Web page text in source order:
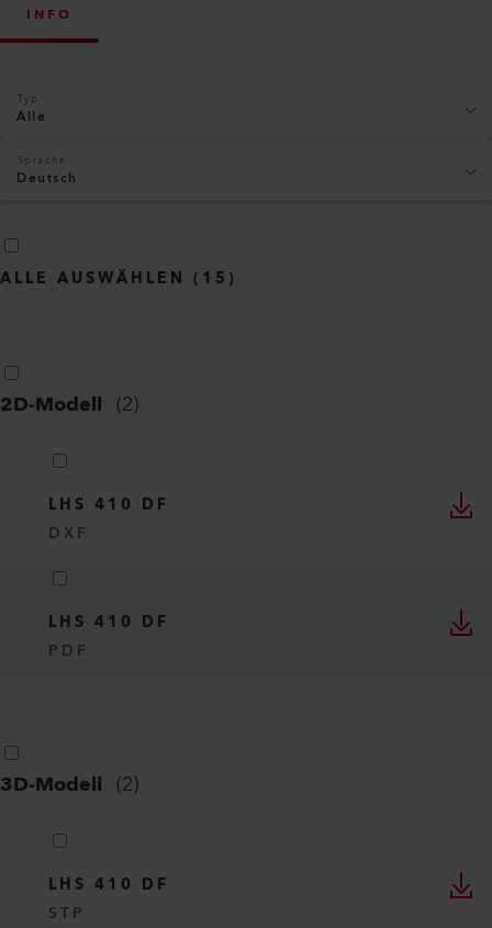
INFO
Typ
Alle
Sprache
Deutsch
ALLE AUSWÄHLEN ( 15 )
2D-Modell (2)
LHS 410 DF
DXF
LHS 410 DF
PDF
3D-Modell (2)
LHS 410 DF
STP